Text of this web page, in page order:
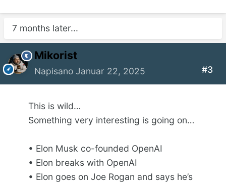
7 months later...
Mikorist
Napisano Januar 22, 2025 #3
This is wild…
Something very interesting is going on…
• Elon Musk co-founded OpenAI
• Elon breaks with OpenAI
• Elon goes on Joe Rogan and says he’s